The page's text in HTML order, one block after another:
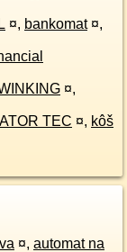
¤, bankomat ¤,
¤,
TEC ¤, kôš
¤, automat na